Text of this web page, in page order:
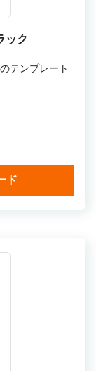
ック
テンプレート
ド